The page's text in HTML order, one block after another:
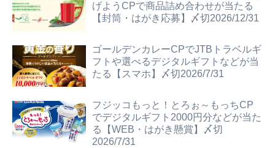
げようCPで商品詰め合わせが当たる
【封筒・はがき応募】〆切2026/12/31
ゴールデンカレーCPでJTBトラベルギ
フトや選べるデジタルギフトなどが当
たる【スマホ】〆切2026/7/31
フジッコもっと！とろぉ～もっちCP
でデジタルギフト2000円分などが当た
る【WEB・はがき懸賞】〆切
2026/7/31